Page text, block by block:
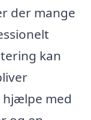
der mange
kan
med